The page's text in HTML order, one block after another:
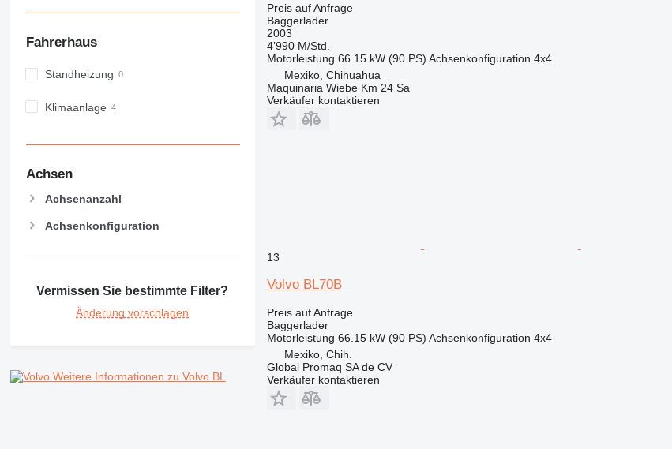
Fahrerhaus
Standheizung
Klimaanlage
Achsen
Achsenanzahl
Achsenkonfiguration
Vermissen Sie bestimmte Filter?
Änderung vorschlagen
Weitere Informationen zu Volvo BL
Preis auf Anfrage
Baggerlader
2003
4’990 M/Std.
Motorleistung 66.15 kW (90 PS) Achsenkonfiguration 4x4
Mexiko, Chihuahua
Maquinaria Wiebe Km 24 Sa
Verkäufer kontaktieren
13
Volvo BL70B
Preis auf Anfrage
Baggerlader
Motorleistung 66.15 kW (90 PS) Achsenkonfiguration 4x4
Mexiko, Chih.
Global Promaq SA de CV
Verkäufer kontaktieren